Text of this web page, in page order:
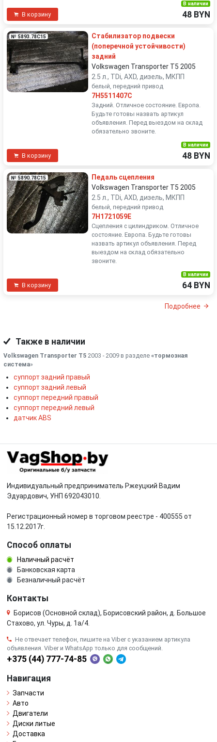
В корзину
В наличии
48 BYN
№ 5893.78C15
Стабилизатор подвески
(поперечной устойчивости)
задний
Volkswagen Transporter T5 2005
2.5 л., TDi, AXD, дизель, МКПП
белый, передний привод
7H5511407C
Задний. Отличное состояние. Европа.
Будьте готовы назвать артикул
объявления. Перед выездом на склад
обязательно звоните.
В корзину
В наличии
48 BYN
№ 5890.78C15
Педаль сцепления
Volkswagen Transporter T5 2005
2.5 л., TDi, AXD, дизель, МКПП
белый, передний привод
7H1721059E
Сцепления с цилиндриком. Отличное
состояние. Европа. Будьте готовы
назвать артикул объявления. Перед
выездом на склад обязательно
звоните.
В корзину
В наличии
64 BYN
Подробнее
Также в наличии
Volkswagen Transporter T5 2003 - 2009 в разделе «тормозная
система»
суппорт задний правый
суппорт задний левый
суппорт передний правый
суппорт передний левый
датчик ABS
Индивидуальный предприниматель Ржеуцкий Вадим
Эдуардович, УНП 692043010.
Регистрационный номер в торговом реестре - 400555 от
15.12.2017г.
Способ оплаты
Наличный расчёт
Банковская карта
Безналичный расчёт
Контакты
Борисов (Основной склад), Борисовский район, д. Большое
Стахово, ул. Чуры, д. 1a/4.
Не отвечает телефон, пишите на Viber с указанием артикула
объявления. Viber и WhatsApp только для сообщений.
+375 (44) 777-74-85
Навигация
Запчасти
Авто
Двигатели
Диски литые
Доставка